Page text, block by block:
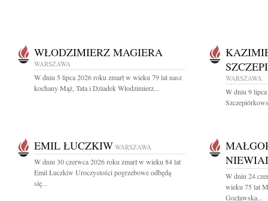
WŁODZIMIERZ MAGIERA
WARSZAWA
W dniu 5 lipca 2026 roku zmarł w wieku 79 lat nasz
kochany Mąż, Tata i Dziadek Włodzimierz...
WARSZAWA
W dniu 9
EMIL ŁUCZKIW WARSZAWA
W dniu 30 czerwca 2026 roku zmarł w wieku 84 lat
Emil Łuczkiw Uroczystości pogrzebowe odbędą
się...
W dniu 24
wieku 75 lat
Gocławska...